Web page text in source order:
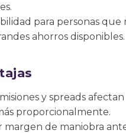
para personas que
ahorros disponibles.
y spreads afectan
proporcionalmente.
margen de maniobra